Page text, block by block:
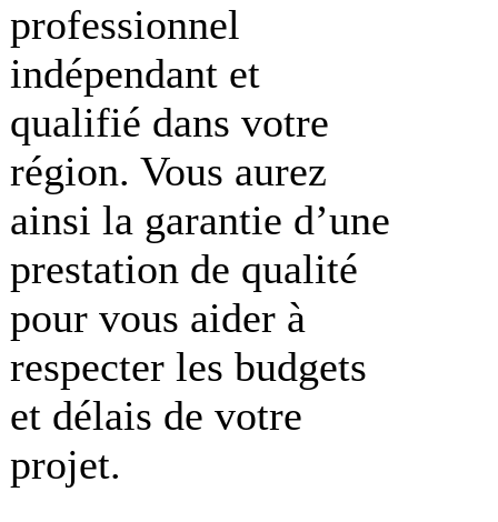
professionnel
indépendant et
qualifié dans votre
région. Vous aurez
ainsi la garantie d’une
prestation de qualité
pour vous aider à
respecter les budgets
et délais de votre
projet.